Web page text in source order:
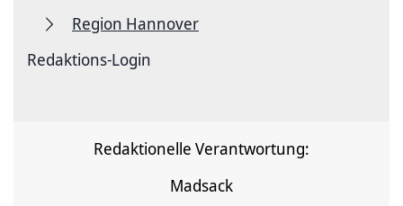
Region Hannover
Redaktions-Login
Redaktionelle Verantwortung:
Madsack